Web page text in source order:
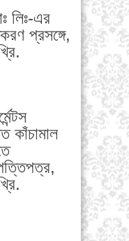
লিঃ-এর
প্রসঙ্গে,
কাঁচামাল